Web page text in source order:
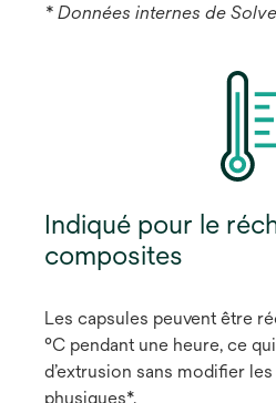
* Données internes de
Indiqué pour le
composites
Les capsules peuvent être
°C pendant une heure, ce
d’extrusion sans modifier
physiques*.